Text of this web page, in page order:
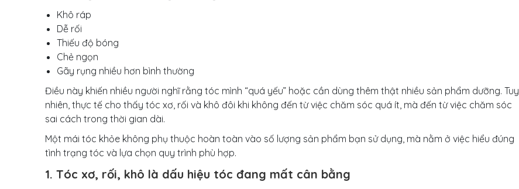
Khô ráp
Dễ rối
Thiếu độ bóng
Chẻ ngọn
Gãy rụng nhiều hơn bình thường
Điều này khiến nhiều người nghĩ rằng tóc mình “quá yếu” hoặc cần dùng thêm thật nhiều sản phẩm dưỡng. Tuy
nhiên, thực tế cho thấy tóc xơ, rối và khô đôi khi không đến từ việc chăm sóc quá ít, mà đến từ việc chăm sóc
sai cách trong thời gian dài.
Một mái tóc khỏe không phụ thuộc hoàn toàn vào số lượng sản phẩm bạn sử dụng, mà nằm ở việc hiểu đúng
tình trạng tóc và lựa chọn quy trình phù hợp.
1. Tóc xơ, rối, khô là dấu hiệu tóc đang mất cân bằng